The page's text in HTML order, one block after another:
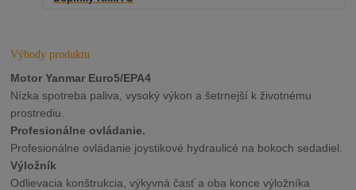
Výhody produktu
Motor Yanmar Euro5/EPA4
Nízka spotreba paliva, vysoký výkon a šetrnejší k životnému
prostrediu.
Profesionálne ovládanie.
Profesionálne ovládanie joystikové hydraulicé na bokoch sedadiel.
Výložník
Odlievacia konštrukcia, výkyvná časť a oba konce výložníka